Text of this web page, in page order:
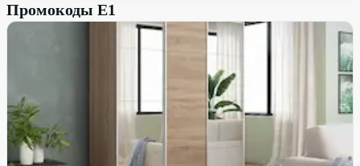
Промокоды Е1